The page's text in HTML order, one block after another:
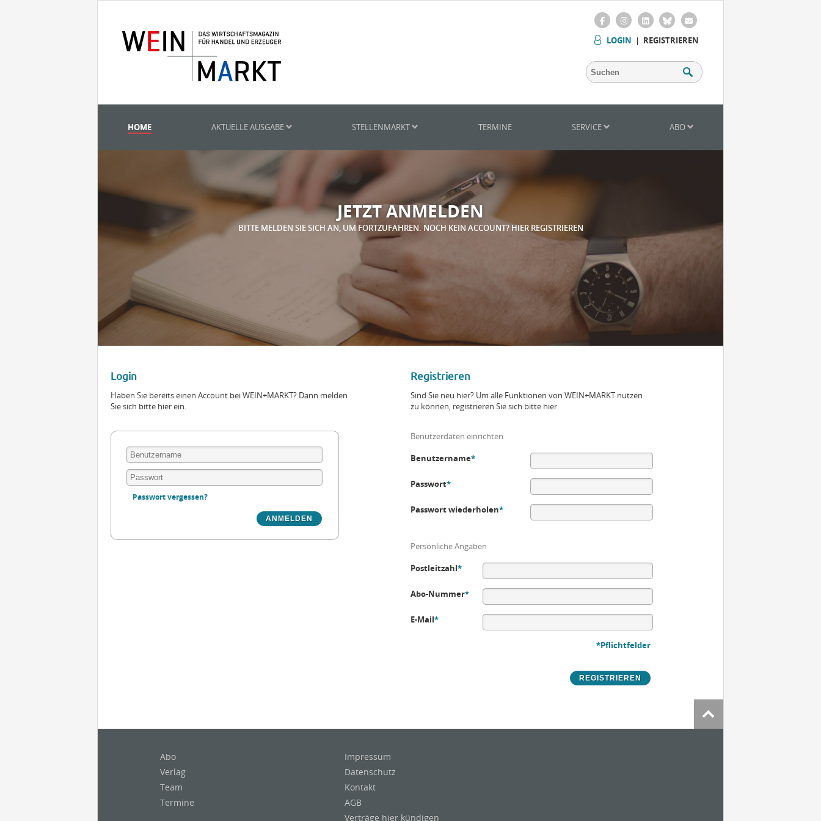
LOGIN | REGISTRIEREN
HOME AKTUELLE AUSGABE STELLENMARKT TERMINE SERVICE ABO
JETZT ANMELDEN
BITTE MELDEN SIE SICH AN, UM FORTZUFAHREN. NOCH KEIN ACCOUNT? HIER REGISTRIEREN
Login
Haben Sie bereits einen Account bei WEIN+MARKT? Dann melden
Sie sich bitte hier ein.
Passwort vergessen?
Registrieren
Sind Sie neu hier? Um alle Funktionen von WEIN+MARKT nutzen
zu können, registrieren Sie sich bitte hier.
Benutzerdaten einrichten
Benutzername*
Passwort*
Passwort wiederholen*
Persönliche Angaben
Postleitzahl*
Abo-Nummer*
E-Mail*
*Pflichtfelder
Abo
Verlag
Team
Termine
Impressum
Datenschutz
Kontakt
AGB
Verträge hier kündigen